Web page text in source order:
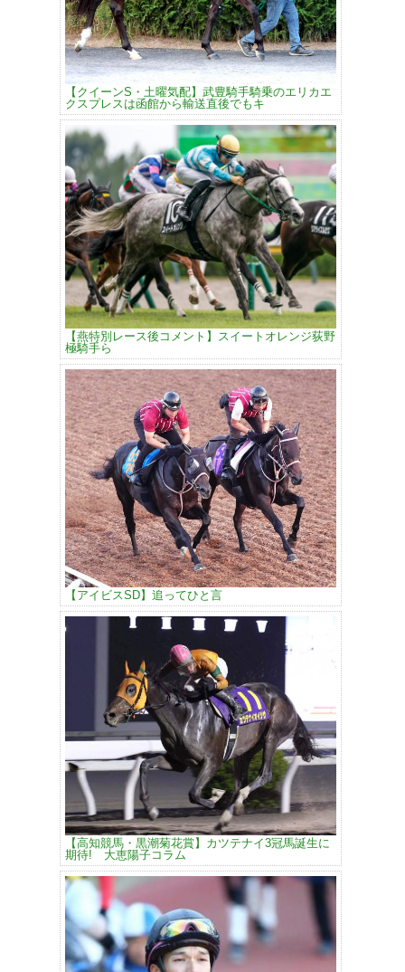
【クイーンS・土曜気配】武豊騎手騎乗のエリカエ
クスプレスは函館から輸送直後でもキ
【燕特別レース後コメント】スイートオレンジ荻野
極騎手ら
【アイビスSD】追ってひと言
【高知競馬・黒潮菊花賞】カツテナイ3冠馬誕生に
期待! 大恵陽子コラム